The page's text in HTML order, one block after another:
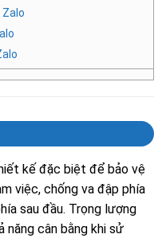
kế đặc biệt để bảo vệ
việc, chống va đập phía
sau đầu. Trọng lượng
năng cân bằng khi sử